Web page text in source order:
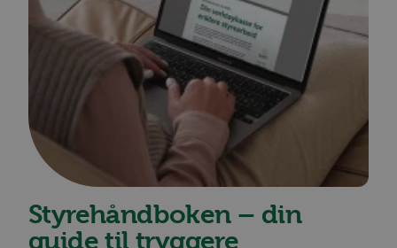
Styrehåndboken – din
guide til tryggere